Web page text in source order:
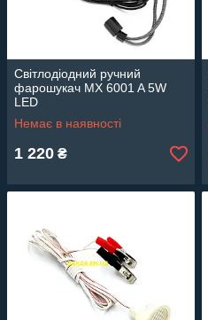
Світлодіодний ручний
фарошукач MX 6001 A 5W
LED
Немає в наявності
1 220 ₴